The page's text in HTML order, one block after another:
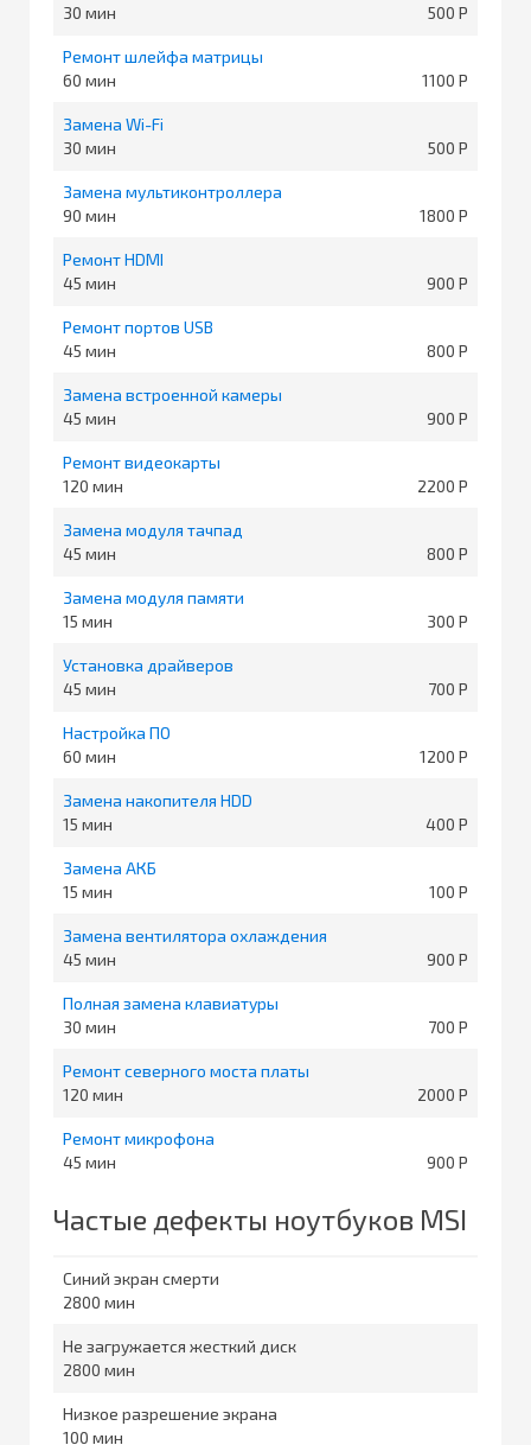
30
500
Ремонт шлейфа матрицы
60
1100
Замена Wi-Fi
30
500
Замена мультиконтроллера
90
1800
Ремонт HDMI
45
900
Ремонт портов USB
45
800
Замена встроенной камеры
45
900
Ремонт видеокарты
120
2200
Замена модуля тачпад
45
800
Замена модуля памяти
15
300
Установка драйверов
45
700
Настройка ПО
60
1200
Замена накопителя HDD
15
400
Замена АКБ
15
100
Замена вентилятора охлаждения
45
900
Полная замена клавиатуры
30
700
Ремонт северного моста платы
120
2000
Ремонт микрофона
45
900
Частые дефекты ноутбуков MSI
Синий экран смерти
2800
Не загружается жесткий диск
2800
Низкое разрешение экрана
100